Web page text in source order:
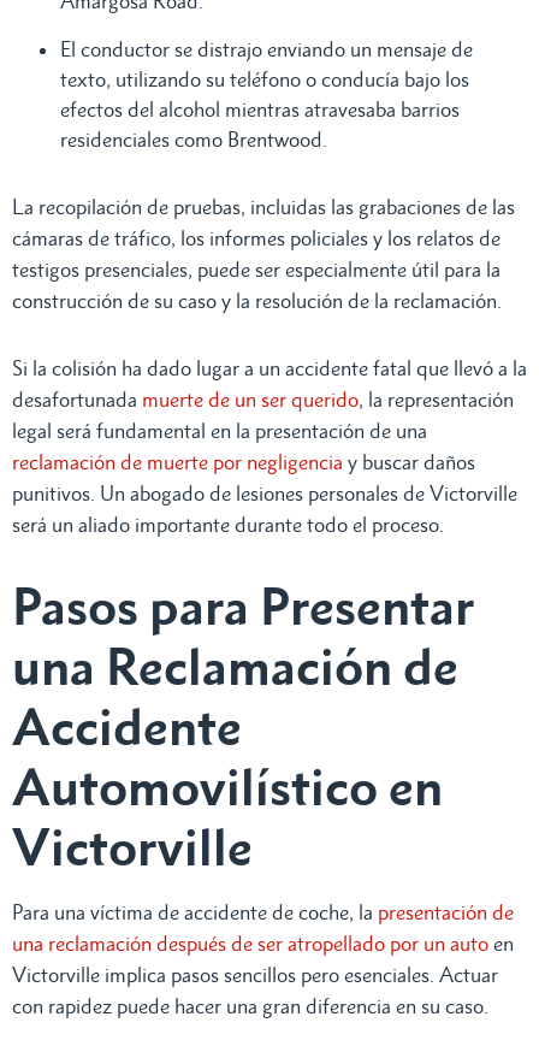
El conductor se distrajo enviando un mensaje de
texto, utilizando su teléfono o conducía bajo los
efectos del alcohol mientras atravesaba barrios
residenciales como Brentwood.
La recopilación de pruebas, incluidas las grabaciones de las
cámaras de tráfico, los informes policiales y los relatos de
testigos presenciales, puede ser especialmente útil para la
construcción de su caso y la resolución de la reclamación.
Si la colisión ha dado lugar a un accidente fatal que llevó a la
desafortunada muerte de un ser querido, la representación
legal será fundamental en la presentación de una
reclamación de muerte por negligencia y buscar daños
punitivos. Un abogado de lesiones personales de Victorville
será un aliado importante durante todo el proceso.
Pasos para Presentar
una Reclamación de
Accidente
Automovilístico en
Victorville
Para una víctima de accidente de coche, la presentación de
una reclamación después de ser atropellado por un auto en
Victorville implica pasos sencillos pero esenciales. Actuar
con rapidez puede hacer una gran diferencia en su caso.